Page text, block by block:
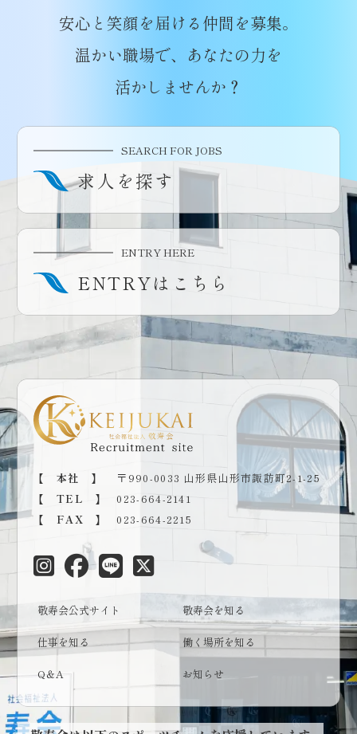
安心と笑顔を届ける仲間を募集。
温かい職場で、あなたの力を
活かしませんか？
SEARCH FOR JOBS
求人を探す
ENTRY HERE
ENTRYはこちら
【 本社 】
〒990-0033 山形県山形市諏訪町2-1-25
【 TEL 】
023-664-2141
【 FAX 】
023-664-2215
敬寿会公式サイト 敬寿会を知る
仕事を知る 働く場所を知る
Q＆A お知らせ